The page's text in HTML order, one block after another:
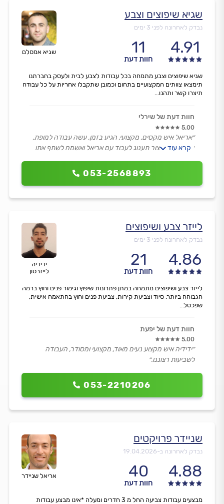
שגיא אמסלם
שגיא שיפוצים וצבע
נבדק לאחרונה לפני 3 ימים
4.91
11
חוות דעת
053-2568893
שגיא שיפוצים וצבע מתמחה בכל עבודות לצבע לבית ולעסק בחברתנו
תימצאו צוותים המקצועיים בתחום וכמובן שתקבלו אחריות על כל עבודה
תיצרו קשר ותהנו...
חוות דעת של שירלי
5.00
״אריאל איש מקסים, מקצועי, הגיע בזמן, עשה עבודה למופת,
עבד נקי, בקיצור תענוג לעבוד עם אריאל ואשמח לשתף אתו
קרא עוד
ידידיה
לייזרסון
לייזר צבע ושיפוצים
נבדק לאחרונה לפני 3 ימים
4.86
21
חוות דעת
053-2210206
לייזר צבע ושיפוצים מתמחה במתן פתרונות שיפוץ וגימור פנים וחוץ ברמה
הגבוהה ביותר. סיוד וצביעת קירות, צביעת פנים וחוץ בהתאמה אישית,
שפכטל...
חוות דעת של יפעת
5.00
״ידידיה איש מקצוע נעים מאוד, מקצועי ומסודר, העבודה
לשביעות רצוננו.״
אריאל שניידר
שניידר פרויקטים
נבדק לאחרונה ב-19.04.2026
4.88
40
חוות דעת
מבצעים עבודות צביעה החל מ 3 חדרים ומעלה *אינו מבצע עבודות